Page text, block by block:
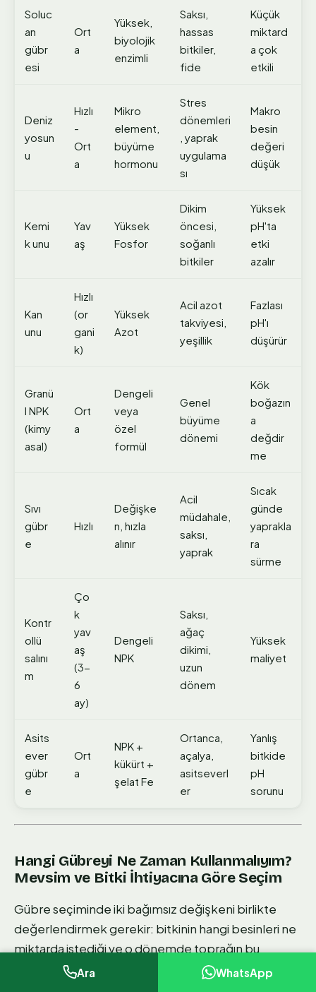
Soluc
an
gübr
esi
Ort
a
Yüksek,
biyolojik
enzimli
Saksı,
hassas
bitkiler,
fide
Küçük
miktard
a çok
etkili
Deniz
yosun
u
Hızlı
-
Ort
a
Mikro
element,
büyüme
hormonu
Stres
dönemleri
, yaprak
uygulama
sı
Makro
besin
değeri
düşük
Kemi
k unu
Yav
aş
Yüksek
Fosfor
Dikim
öncesi,
soğanlı
bitkiler
Yüksek
pH'ta
etki
azalır
Kan
unu
Hızlı
(or
gani
k)
Yüksek
Azot
Acil azot
takviyesi,
yeşillik
Fazlası
pH'ı
düşürür
Granü
l NPK
(kimy
asal)
Ort
a
Dengeli
veya
özel
formül
Genel
büyüme
dönemi
Kök
boğazın
a
değdir
me
Sıvı
gübr
e
Hızlı
Değişke
n, hızla
alınır
Acil
müdahale,
saksı,
yaprak
Sıcak
günde
yaprakla
ra
sürme
Kontr
ollü
salını
m
Ço
k
yav
aş
(3-
6
ay)
Dengeli
NPK
Saksı,
ağaç
dikimi,
uzun
dönem
Yüksek
maliyet
Asits
ever
gübr
e
Ort
a
NPK +
kükürt +
şelat Fe
Ortanca,
açalya,
asitseverl
er
Yanlış
bitkide
pH
sorunu
Hangi Gübreyi Ne Zaman Kullanmalıyım?
Mevsim ve Bitki İhtiyacına Göre Seçim
Gübre seçiminde iki bağımsız değişkeni birlikte
değerlendirmek gerekir: bitkinin hangi besinleri ne
miktarda istediği ve o dönemde toprağın bu
besinleri ne kadar sunabildiği. Bu iki bilgi olmadan
Ara WhatsApp